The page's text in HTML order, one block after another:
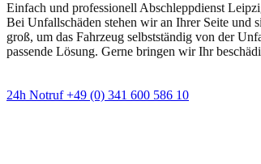
Einfach und professionell Abschleppdienst
Bei Unfallschäden stehen wir an Ihrer Seite und
groß, um das Fahrzeug selbstständig von der
passende Lösung. Gerne bringen wir Ihr
24h Notruf +49 (0) 341 600 586 10